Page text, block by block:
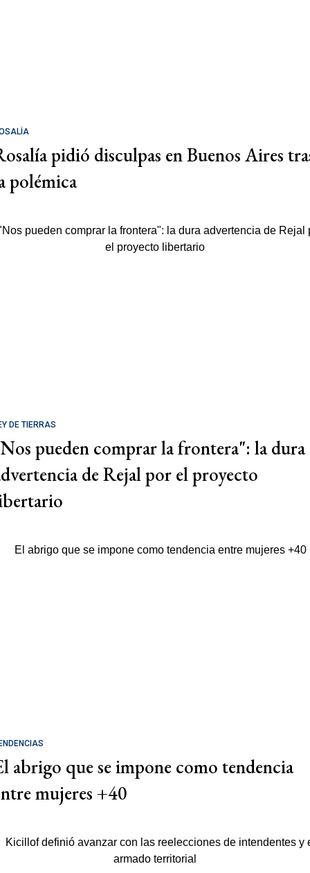
pidió disculpas en Buenos Aires
polémica
DE TIERRAS
pueden comprar la frontera": la dura
de Rejal por el proyecto
abrigo que se impone como tendencia
mujeres +40